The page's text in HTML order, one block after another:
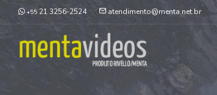
+55 21 3256-2524 atendimento@menta.net.br